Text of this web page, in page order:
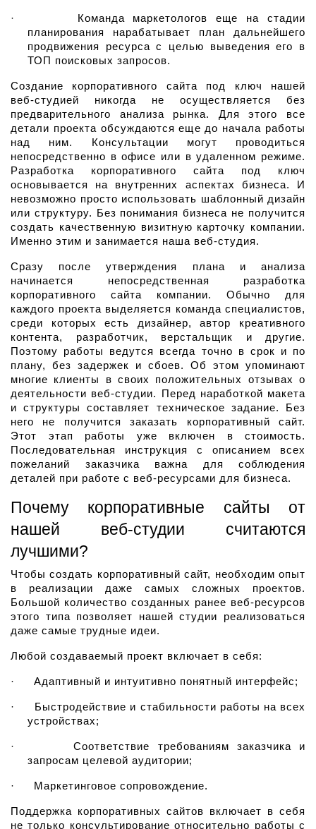
·
Команда маркетологов еще на стадии
планирования нарабатывает план дальнейшего
продвижения ресурса с целью выведения его в
ТОП поисковых запросов.
Создание корпоративного сайта под ключ нашей
веб-студией никогда не осуществляется без
предварительного анализа рынка. Для этого все
детали проекта обсуждаются еще до начала работы
над ним. Консультации могут проводиться
непосредственно в офисе или в удаленном режиме.
Разработка корпоративного сайта под ключ
основывается на внутренних аспектах бизнеса. И
невозможно просто использовать шаблонный дизайн
или структуру. Без понимания бизнеса не получится
создать качественную визитную карточку компании.
Именно этим и занимается наша веб-студия.
Сразу после утверждения плана и анализа
начинается непосредственная разработка
корпоративного сайта компании. Обычно для
каждого проекта выделяется команда специалистов,
среди которых есть дизайнер, автор креативного
контента, разработчик, верстальщик и другие.
Поэтому работы ведутся всегда точно в срок и по
плану, без задержек и сбоев. Об этом упоминают
многие клиенты в своих положительных отзывах о
деятельности веб-студии. Перед наработкой макета
и структуры составляет техническое задание. Без
него не получится заказать корпоративный сайт.
Этот этап работы уже включен в стоимость.
Последовательная инструкция с описанием всех
пожеланий заказчика важна для соблюдения
деталей при работе с веб-ресурсами для бизнеса.
Почему корпоративные сайты от
нашей веб-студии считаются
лучшими?
Чтобы создать корпоративный сайт, необходим опыт
в реализации даже самых сложных проектов.
Большой количество созданных ранее веб-ресурсов
этого типа позволяет нашей студии реализоваться
даже самые трудные идеи.
Любой создаваемый проект включает в себя:
· Адаптивный и интуитивно понятный интерфейс;
·
Быстродействие и стабильности работы на всех
устройствах;
·
Соответствие требованиям заказчика и
запросам целевой аудитории;
· Маркетинговое сопровождение.
Поддержка корпоративных сайтов включает в себя
не только консультирование относительно работы с